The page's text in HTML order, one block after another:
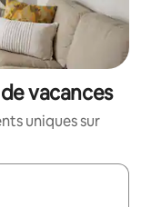
vacances
uniques sur
les flèches vers le